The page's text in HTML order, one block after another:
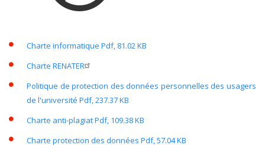
Charte informatique Pdf, 81.02 KB
Charte RENATER
Politique de protection des données personnelles des usagers
de l'université Pdf, 237.37 KB
Charte anti-plagiatPdf, 109.38 KB
Charte protection des données Pdf, 57.04 KB